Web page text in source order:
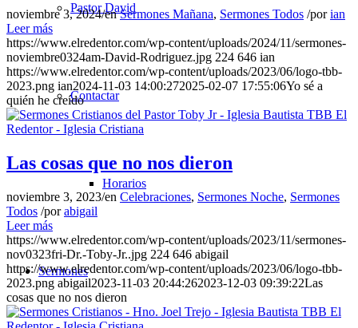
Pastor David
Contactar
Horarios
Sermones
noviembre 3, 2024/enSermones Mañana, Sermones Todos /porian
Leer más
https://www.elredentor.com/wp-content/uploads/2024/11/sermones-
noviembre0324am-David-Rodriguez.jpg 224 646 ian
https://www.elredentor.com/wp-content/uploads/2023/06/logo-tbb-
2023.png ian2024-11-03 14:00:272025-02-07 17:55:06Yo sé a
quién he creído
Las cosas que no nos dieron
noviembre 3, 2023/en Celebraciones, Sermones Noche, Sermones
Todos /porabigail
Leer más
https://www.elredentor.com/wp-content/uploads/2023/11/sermones-
nov0323fri-Dr.-Toby-Jr..jpg 224 646 abigail
https://www.elredentor.com/wp-content/uploads/2023/06/logo-tbb-
2023.png abigail2023-11-03 20:44:262023-12-03 09:39:22Las
cosas que no nos dieron